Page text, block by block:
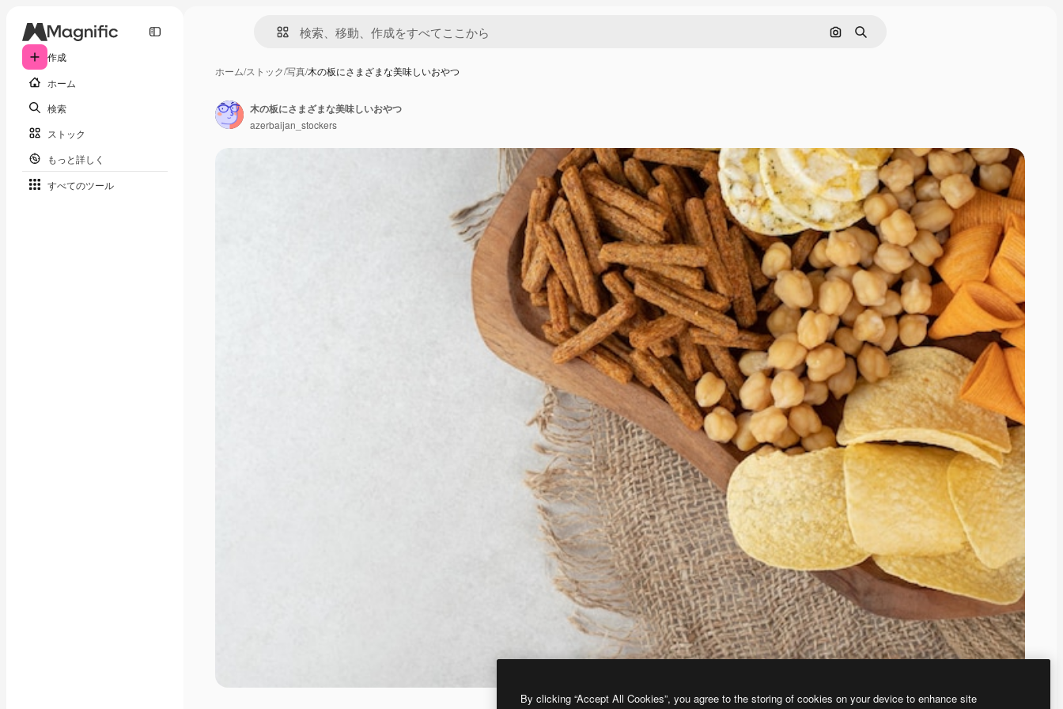
作成
ホーム
検索
ストック
もっと詳しく
すべてのツール
画像で検索
検索
ホーム/ストック/写真/木の板にさまざまな美味しいおやつ
木の板にさまざまな美味しいおやつ
azerbaijan_stockers
By clicking “Accept All Cookies”, you agree to the storing of cookies on your device to enhance site